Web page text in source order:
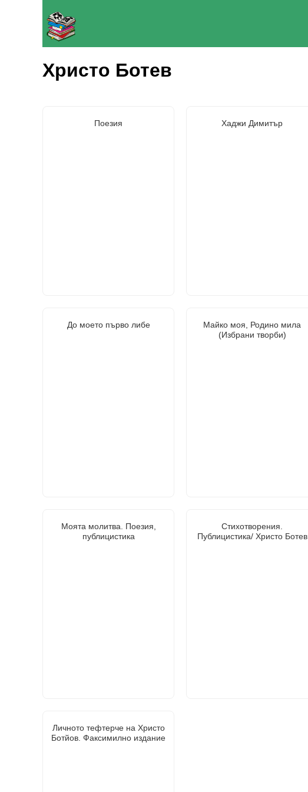
Христо Ботев
Поезия Хаджи Димитър
До моето първо либе
Майко моя, Родино мила
(Избрани творби)
Моята молитва. Поезия,
публицистика
Стихотворения.
Публицистика/ Христо Ботев
Личното тефтерче на Христо
Ботйов. Факсимилно издание